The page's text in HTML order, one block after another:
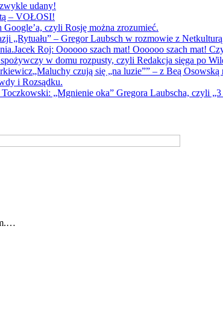
udany!
– VOŁOSI!
Google’a, czyli Rosję można zrozumieć.
„Rytuału” – Gregor Laubsch w rozmowie z Netkulturą
Jacek Roj: Oooooo szach mat! Oooooo szach mat!
w domu rozpusty, czyli Redakcja sięga po
„Maluchy czują się „na luzie”” – z Beą
i Rozsądku.
Toczkowski: „Mgnienie oka” Gregora Laubscha, czyli „3